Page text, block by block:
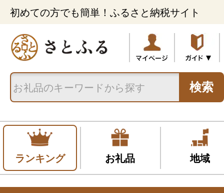
初めての方でも簡単！ふるさと納税サイト
検索
ランキング お礼品 地域